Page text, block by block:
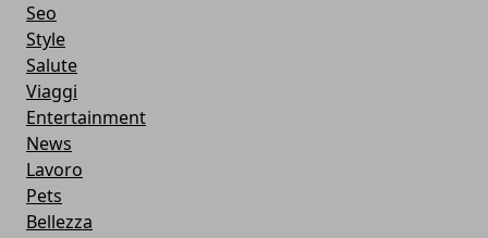
Seo
Style
Salute
Viaggi
Entertainment
News
Lavoro
Pets
Bellezza